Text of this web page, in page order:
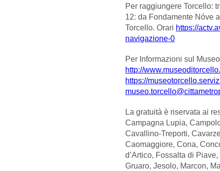
Per raggiungere Torcello:
12: da Fondamente Nóve
Torcello. Orari https://
navigazione-0
Per Informazioni sul
http://
https://
La gratuità è riservata ai
Campagna Lupia,
Cavallino-Treporti,
Caomaggiore, Cona,
d’Artico, Fossalta di
Gruaro, Jesolo, Marcon,